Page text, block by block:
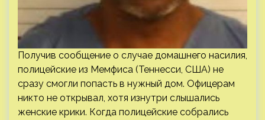
Получив сообщение о случае домашнего насилия,
полицейские из Мемфиса (Теннесси, США) не
сразу смогли попасть в нужный дом. Офицерам
никто не открывал, хотя изнутри слышались
женские крики. Когда полицейские собрались